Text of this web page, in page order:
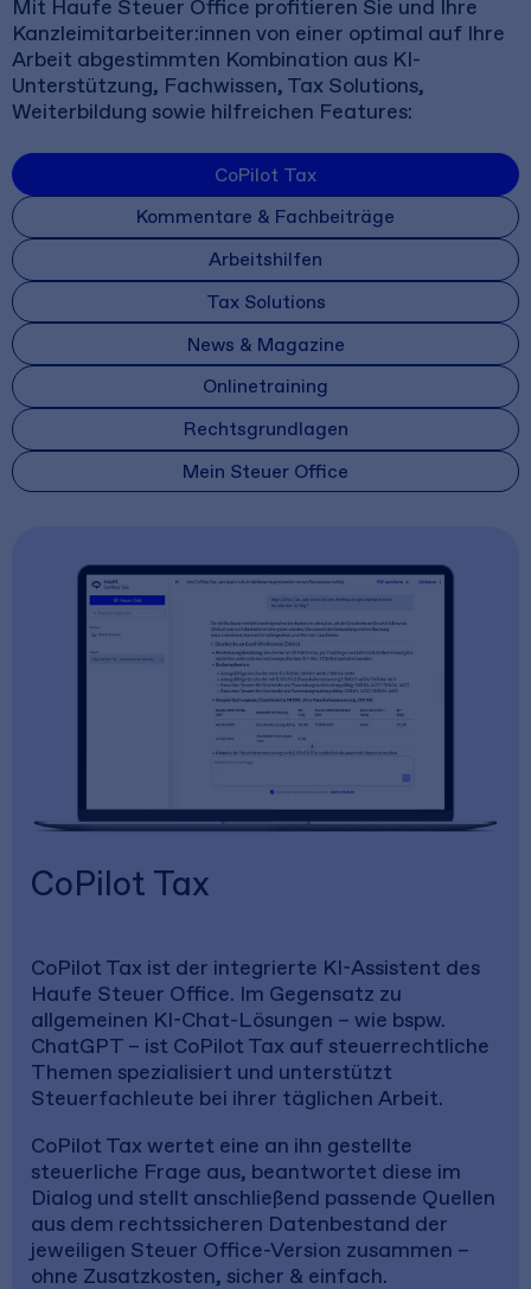
Mit Haufe Steuer Office profitieren Sie und Ihre
Kanzleimitarbeiter:innen von einer optimal auf Ihre
Arbeit abgestimmten Kombination aus KI-
Unterstützung, Fachwissen, Tax Solutions,
Weiterbildung sowie hilfreichen Features:
CoPilot Tax
Kommentare & Fachbeiträge
Arbeitshilfen
Tax Solutions
News & Magazine
Onlinetraining
Rechtsgrundlagen
Mein Steuer Office
CoPilot Tax
CoPilot Tax ist der integrierte KI-Assistent des
Haufe Steuer Office. Im Gegensatz zu
allgemeinen KI-Chat-Lösungen – wie bspw.
ChatGPT – ist CoPilot Tax auf steuerrechtliche
Themen spezialisiert und unterstützt
Steuerfachleute bei ihrer täglichen Arbeit.
CoPilot Tax wertet eine an ihn gestellte
steuerliche Frage aus, beantwortet diese im
Dialog und stellt anschließend passende Quellen
aus dem rechtssicheren Datenbestand der
jeweiligen Steuer Office-Version zusammen –
ohne Zusatzkosten, sicher & einfach.